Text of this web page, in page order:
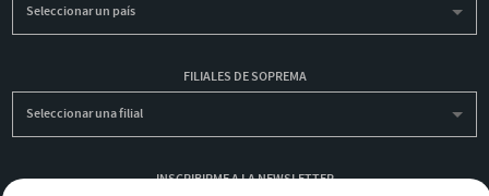
Seleccionar un país
FILIALES DE SOPREMA
Seleccionar una filial
INSCRIBIRME A LA NEWSLETTER